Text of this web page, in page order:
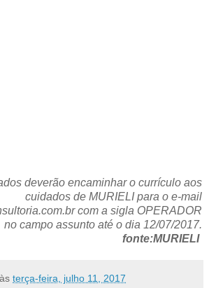
deverão encaminhar o currículo aos
cuidados de MURIELI para o e-mail
com a sigla OPERADOR
no campo assunto até o dia 12/07/2017.
fonte:MURIELI
às terça-feira, julho 11, 2017